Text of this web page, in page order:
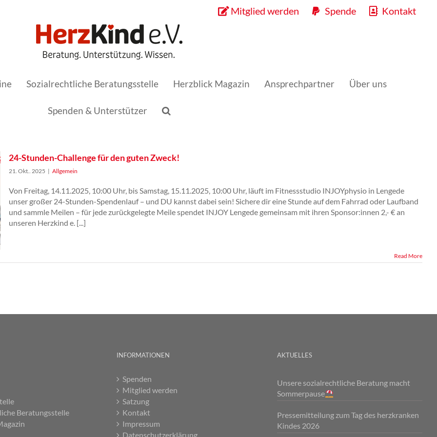
Mitglied werden Spende Kontakt
Sozialrechtliche Beratungsstelle Herzblick Magazin Ansprechpartner Über uns
Spenden & Unterstützer
24-Stunden-Challenge für den guten Zweck!
21. Okt.. 2025 | Allgemein
Von Freitag, 14.11.2025, 10:00 Uhr, bis Samstag, 15.11.2025, 10:00 Uhr, läuft im Fitnessstudio INJOYphysio in Lengede
unser großer 24-Stunden-Spendenlauf – und DU kannst dabei sein! Sichere dir eine Stunde auf dem Fahrrad oder Laufband
und sammle Meilen – für jede zurückgelegte Meile spendet INJOY Lengede gemeinsam mit ihren Sponsor:innen 2,- € an
unseren Herzkind e. [...]
Read More
Beratungsstelle
INFORMATIONEN
Spenden
Mitglied werden
Satzung
Kontakt
Impressum
Datenschutzerklärung
AKTUELLES
Unsere sozialrechtliche Beratung macht
Sommerpause
Pressemitteilung zum Tag des herzkranken
Kindes 2026